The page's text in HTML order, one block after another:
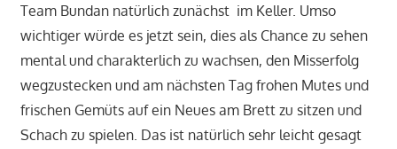
Team Bundan natürlich zunächst im Keller. Umso
wichtiger würde es jetzt sein, dies als Chance zu sehen
mental und charakterlich zu wachsen, den Misserfolg
wegzustecken und am nächsten Tag frohen Mutes und
frischen Gemüts auf ein Neues am Brett zu sitzen und
Schach zu spielen. Das ist natürlich sehr leicht gesagt